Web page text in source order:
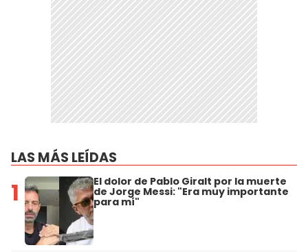
LAS MÁS LEÍDAS
1 El dolor de Pablo Giralt por la muerte
de Jorge Messi: "Era muy importante
para mí"